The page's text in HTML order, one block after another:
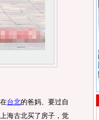
台北的爸妈、要过自
海古北买了房子，觉